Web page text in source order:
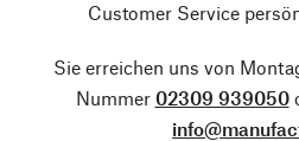
Customer Service
Sie erreichen uns von
Nummer 02309 939050